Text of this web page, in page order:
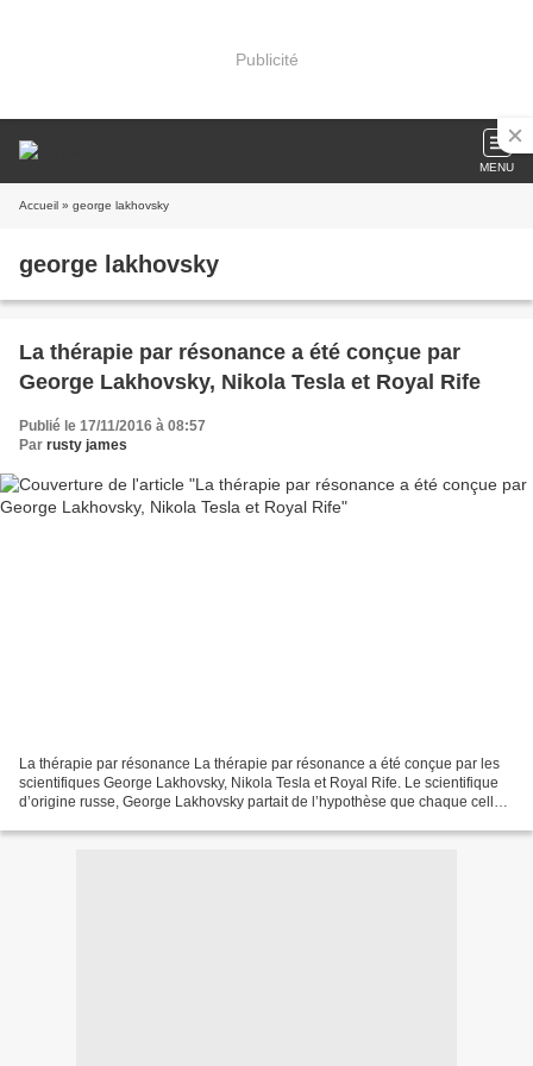
Publicité
MENU
Accueil » george lakhovsky
george lakhovsky
La thérapie par résonance a été conçue par
George Lakhovsky, Nikola Tesla et Royal Rife
Publié le 17/11/2016 à 08:57
Par rusty james
La thérapie par résonance La thérapie par résonance a été conçue par les
scientifiques George Lakhovsky, Nikola Tesla et Royal Rife. Le scientifique
d’origine russe, George Lakhovsky partait de l’hypothèse que chaque cellule